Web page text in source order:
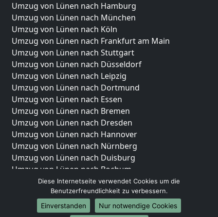
Umzug von Lünen nach Hamburg
Umzug von Lünen nach München
Umzug von Lünen nach Köln
Umzug von Lünen nach Frankfurt am Main
Umzug von Lünen nach Stuttgart
Umzug von Lünen nach Düsseldorf
Umzug von Lünen nach Leipzig
Umzug von Lünen nach Dortmund
Umzug von Lünen nach Essen
Umzug von Lünen nach Bremen
Umzug von Lünen nach Dresden
Umzug von Lünen nach Hannover
Umzug von Lünen nach Nürnberg
Umzug von Lünen nach Duisburg
Umzug von Lünen nach Bochum
Umzug von Lünen nach Wuppertal
Umzug von Lünen nach Bielefeld
Umzug von Lünen nach Bonn
Diese Internetseite verwendet Cookies um die
Benutzerfreundlichkeit zu verbessern.
Einverstanden
Nur notwendige Cookies